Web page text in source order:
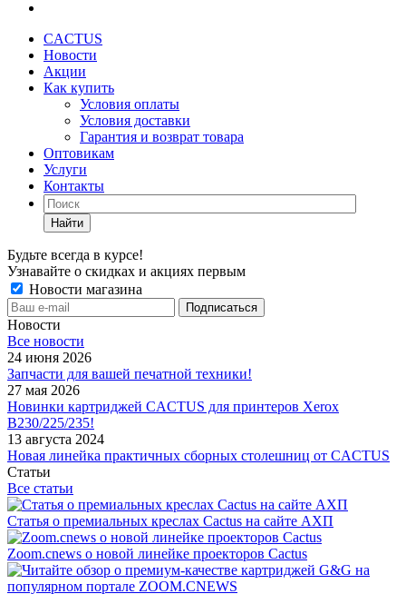
CACTUS
Новости
Акции
Как купить
Условия оплаты
Условия доставки
Гарантия и возврат товара
Оптовикам
Услуги
Контакты
Найти
Будьте всегда в курсе!
Узнавайте о скидках и акциях первым
Новости магазина
Новости
Все новости
24 июня 2026
Запчасти для вашей печатной техники!
27 мая 2026
Новинки картриджей CACTUS для принтеров Xerox
B230/225/235!
13 августа 2024
Новая линейка практичных сборных столешниц от CACTUS
Статьи
Все статьи
Статья о премиальных креслах Cactus на сайте АХП
Zoom.cnews о новой линейке проекторов Cactus